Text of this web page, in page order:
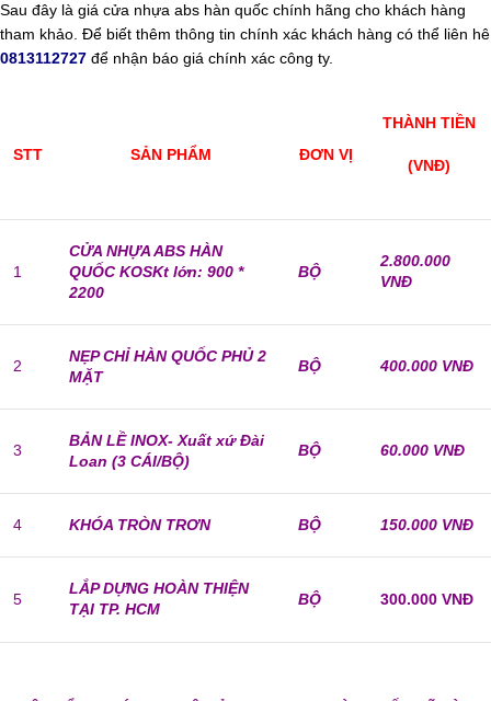
Sau đây là giá cửa nhựa abs hàn quốc chính hãng cho khách hàng
tham khảo. Để biết thêm thông tin chính xác khách hàng có thể liên hê
0813112727 để nhận báo giá chính xác công ty.
STT SẢN PHẨM ĐƠN VỊ
THÀNH TIỀN
(VNĐ)
1
CỬA NHỰA ABS HÀN
QUỐC KOSKt lớn: 900 *
2200
BỘ
2.800.000
VNĐ
2
NẸP CHỈ HÀN QUỐC PHỦ 2
MẶT
BỘ 400.000 VNĐ
3
BẢN LỀ INOX- Xuất xứ Đài
Loan (3 CÁI/BỘ)
BỘ 60.000 VNĐ
4 KHÓA TRÒN TRƠN BỘ 150.000 VNĐ
5
LẮP DỰNG HOÀN THIỆN
TẠI TP. HCM
BỘ 300.000 VNĐ